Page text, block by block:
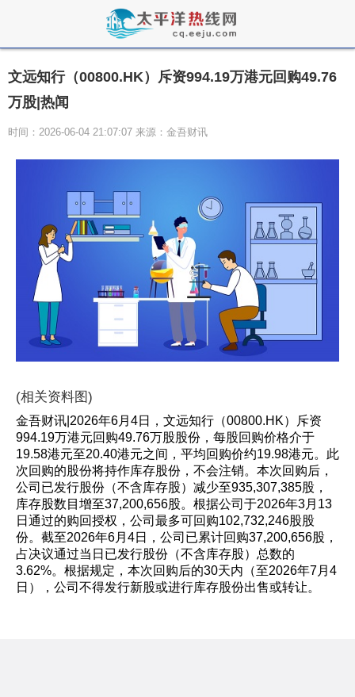
文远知行（00800.HK）斥资994.19万港元回购49.76
万股|热闻
时间：2026-06-04 21:07:07 来源：金吾财讯
(相关资料图)
金吾财讯|2026年6月4日，文远知行（00800.HK）斥资
994.19万港元回购49.76万股股份，每股回购价格介于
19.58港元至20.40港元之间，平均回购价约19.98港元。此
次回购的股份将持作库存股份，不会注销。本次回购后，
公司已发行股份（不含库存股）减少至935,307,385股，
库存股数目增至37,200,656股。根据公司于2026年3月13
日通过的购回授权，公司最多可回购102,732,246股股
份。截至2026年6月4日，公司已累计回购37,200,656股，
占决议通过当日已发行股份（不含库存股）总数的
3.62%。根据规定，本次回购后的30天内（至2026年7月4
日），公司不得发行新股或进行库存股份出售或转让。